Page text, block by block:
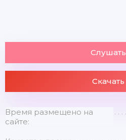
Слушать
Скачать
Время размещено на
сайте: